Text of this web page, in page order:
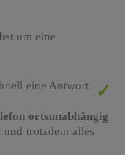
um eine
eine Antwort.
ortsunabhängig
trotzdem alles